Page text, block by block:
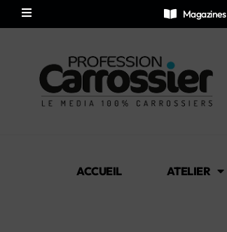
Magazines
ACCUEIL ATELIER